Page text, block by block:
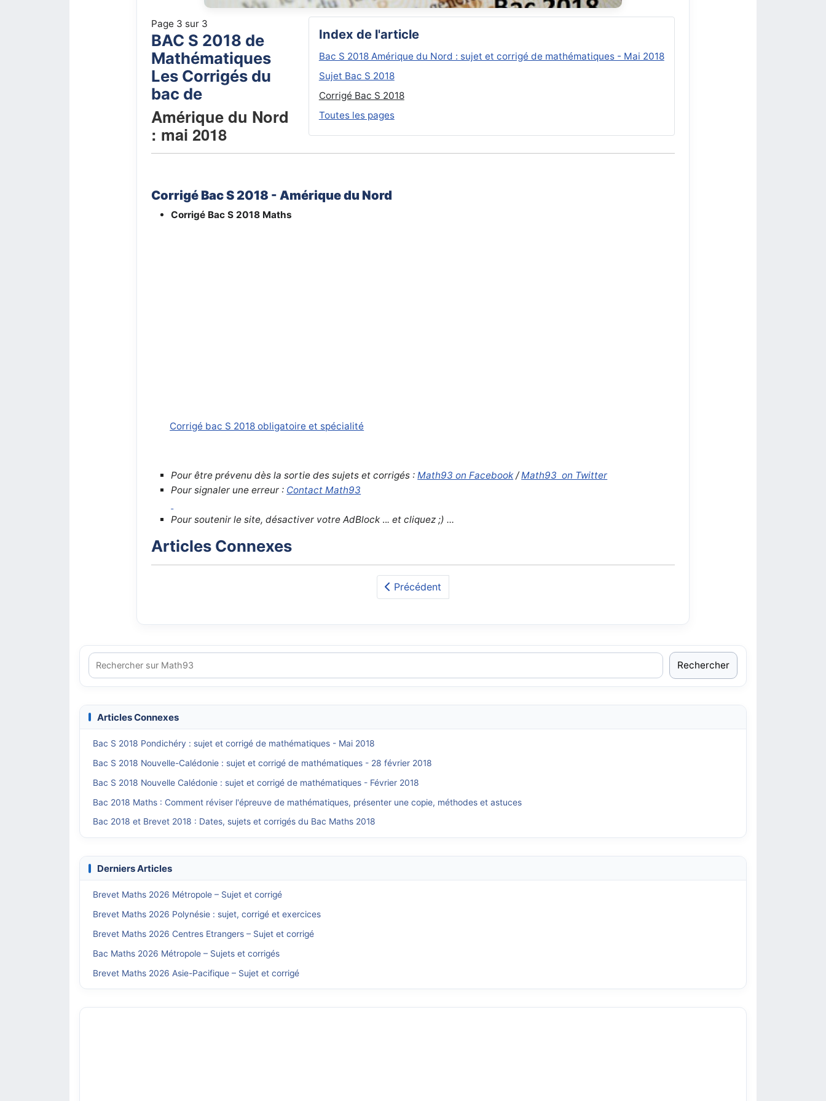
Index de l'article
Bac S 2018 Amérique du Nord : sujet et corrigé de mathématiques - Mai 2018
Sujet Bac S 2018
Corrigé Bac S 2018
Toutes les pages
Page 3 sur 3
BAC S 2018 de
Mathématiques
Les Corrigés du
bac de
Amérique du Nord
: mai 2018
Corrigé Bac S 2018 - Amérique du Nord
Corrigé Bac S 2018 Maths
Corrigé bac S 2018 obligatoire et spécialité
Pour être prévenu dès la sortie des sujets et corrigés :Math93 on Facebook/Math93 on Twitter
Pour signaler une erreur : Contact Math93
Pour soutenir le site, désactiver votre AdBlock... et cliquez ;) ...
Articles Connexes
Précédent
Rechercher
Articles Connexes
Bac S 2018 Pondichéry : sujet et corrigé de mathématiques - Mai 2018
Bac S 2018 Nouvelle-Calédonie : sujet et corrigé de mathématiques - 28 février 2018
Bac S 2018 Nouvelle Calédonie : sujet et corrigé de mathématiques - Février 2018
Bac 2018 Maths : Comment réviser l'épreuve de mathématiques, présenter une copie, méthodes et astuces
Bac 2018 et Brevet 2018 : Dates, sujets et corrigés du Bac Maths 2018
Derniers Articles
Brevet Maths 2026 Métropole – Sujet et corrigé
Brevet Maths 2026 Polynésie : sujet, corrigé et exercices
Brevet Maths 2026 Centres Etrangers – Sujet et corrigé
Bac Maths 2026 Métropole – Sujets et corrigés
Brevet Maths 2026 Asie-Pacifique – Sujet et corrigé